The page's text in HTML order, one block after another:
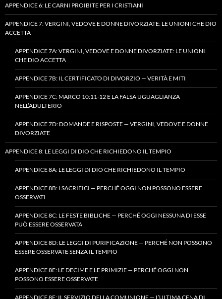
APPENDICE 6: LE CARNI PROIBITE PER I CRISTIANI
APPENDICE 7: VERGINI, VEDOVE E DONNE DIVORZIATE: LE UNIONI CHE DIO
ACCETTA
APPENDICE 7A: VERGINI, VEDOVE E DONNE DIVORZIATE: LE UNIONI
CHE DIO ACCETTA
APPENDICE 7B: IL CERTIFICATO DI DIVORZIO — VERITÀ E MITI
APPENDICE 7C: MARCO 10:11-12 E LA FALSA UGUAGLIANZA
NELL’ADULTERIO
APPENDICE 7D: DOMANDE E RISPOSTE — VERGINI, VEDOVE E DONNE
DIVORZIATE
APPENDICE 8: LE LEGGI DI DIO CHE RICHIEDONO IL TEMPIO
APPENDICE 8A: LE LEGGI DI DIO CHE RICHIEDONO IL TEMPIO
APPENDICE 8B: I SACRIFICI — PERCHÉ OGGI NON POSSONO ESSERE
OSSERVATI
APPENDICE 8C: LE FESTE BIBLICHE — PERCHÉ OGGI NESSUNA DI ESSE
PUÒ ESSERE OSSERVATA
APPENDICE 8D: LE LEGGI DI PURIFICAZIONE — PERCHÉ NON POSSONO
ESSERE OSSERVATE SENZA IL TEMPIO
APPENDICE 8E: LE DECIME E LE PRIMIZIE — PERCHÉ OGGI NON
POSSONO ESSERE OSSERVATE
APPENDICE 8F: IL SERVIZIO DELLA COMUNIONE — L’ULTIMA CENA DI